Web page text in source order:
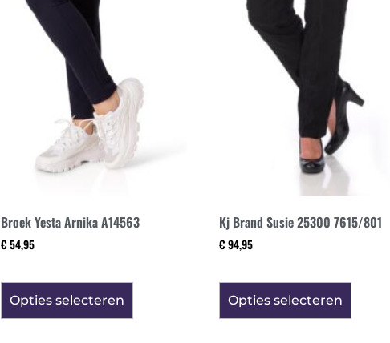
Broek Yesta Arnika A14563
€ 54,95
Opties selecteren
Kj Brand Susie 25300 7615/801
€ 94,95
Opties selecteren